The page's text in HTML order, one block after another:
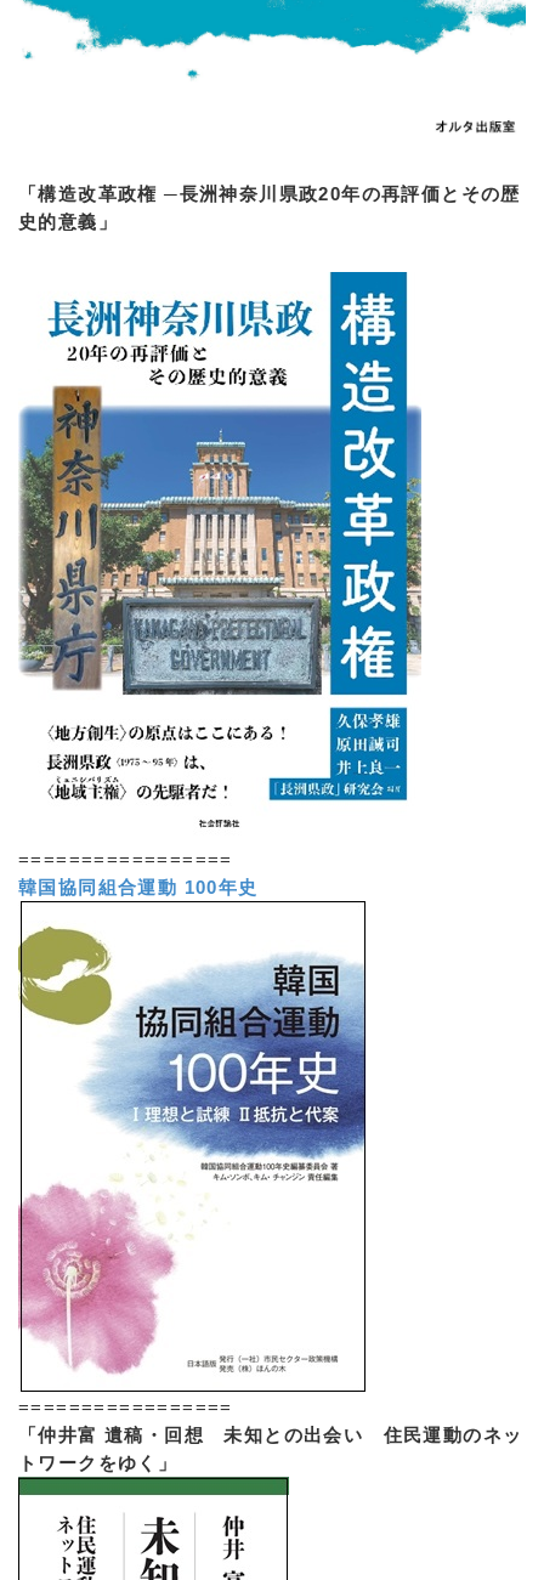
「構造改革政権 ─長洲神奈川県政20年の再評価とその歴
史的意義」
=================
韓国協同組合運動 100年史
=================
「仲井富 遺稿・回想 未知との出会い 住民運動のネッ
トワークをゆく」